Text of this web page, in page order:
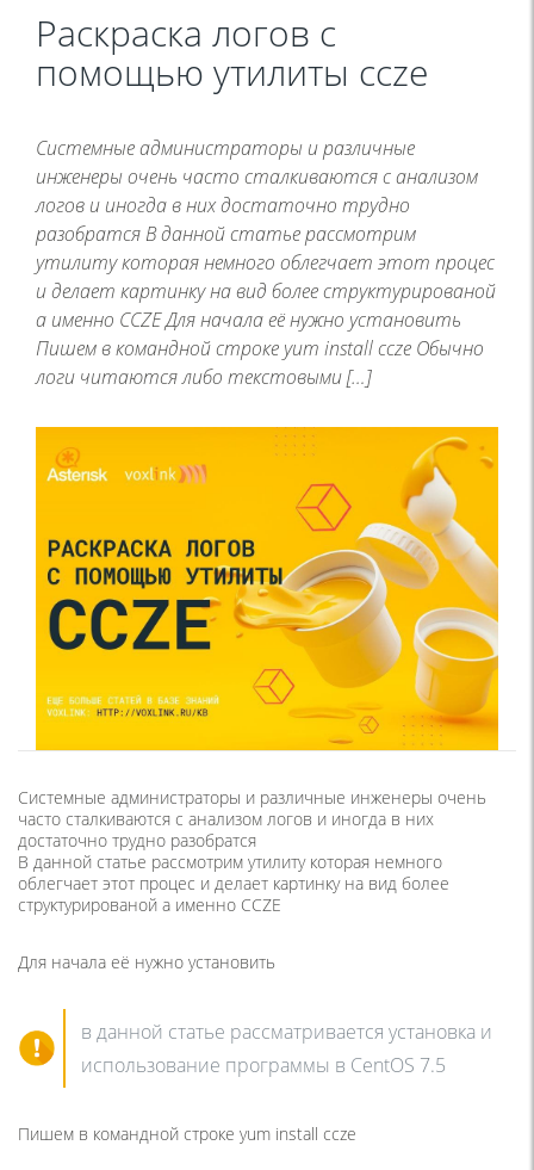
Раскраска логов с
помощью утилиты ccze
Системные администраторы и различные
инженеры очень часто сталкиваются с анализом
логов и иногда в них достаточно трудно
разобратся В данной статье рассмотрим
утилиту которая немного облегчает этот процес
и делает картинку на вид более структурированой
а именно CCZE Для начала её нужно установить
Пишем в командной строке yum install ccze Обычно
логи читаются либо текстовыми […]
Системные администраторы и различные инженеры очень
часто сталкиваются с анализом логов и иногда в них
достаточно трудно разобратся
В данной статье рассмотрим утилиту которая немного
облегчает этот процес и делает картинку на вид более
структурированой а именно CCZE
Для начала её нужно установить
в данной статье рассматривается установка и
использование программы в CentOS 7.5
Пишем в командной строке yum install ccze